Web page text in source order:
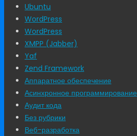
Ubuntu
WordPress
WordPress
XMPP (Jabber)
Yaf
Zend Framework
Аппаратное обеспечение
Асинхронное программирование
Аудит кода
Без рубрики
Веб-разработка